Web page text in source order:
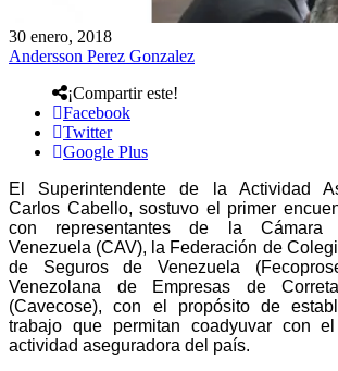
30 enero, 2018
Andersson Perez Gonzalez
¡Compartir este!
Facebook
Twitter
Google Plus
El Superintendente de la Actividad
Carlos Cabello, sostuvo el primer
con representantes de la Cámara
Venezuela (CAV), la Federación de
de Seguros de Venezuela
Venezolana de Empresas de
(Cavecose), con el propósito de
trabajo que permitan coadyuvar con
actividad aseguradora del país.